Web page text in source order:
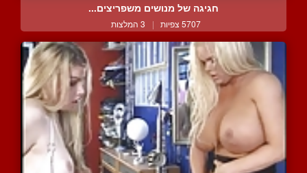
חגיגה של מנושים משפריצים...
5707 צפיות | 3 המלצות